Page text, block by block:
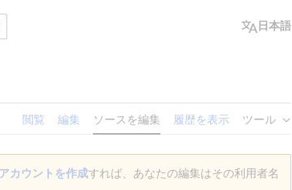
日本語
閲覧 編集 ソースを編集 履歴を表示 ツール
アカウントを作成すれば、あなたの編集はその利用者名